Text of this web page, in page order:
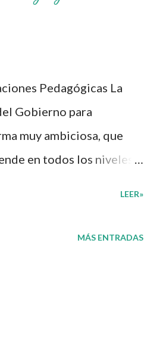
Pedagógicas La
Gobierno para
muy ambiciosa, que
en todos los niveles
el respeto,
la forma
entre todos los
también
que hacen que
solo los compartimos
LEER»
MÁS ENTRADAS